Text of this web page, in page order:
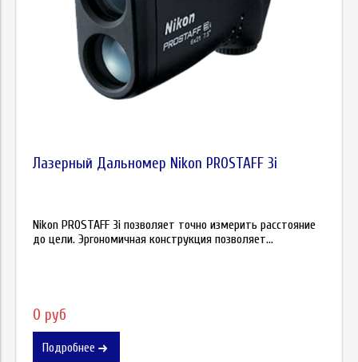
Лазерный Дальномер Nikon PROSTAFF 3i
Nikon PROSTAFF 3i позволяет точно измерить расстояние
до цели. Эргономичная конструкция позволяет...
0 руб
Подробнее